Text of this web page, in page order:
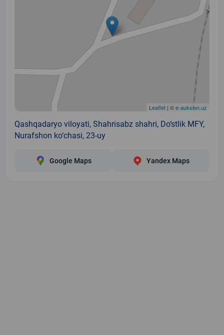
Leaflet | ©e-auksion.uz
Qashqadaryo viloyati, Shahrisabz shahri, Do‘stlik MFY,
Nurafshon ko‘chasi, 23-uy
Google Maps Yandex Maps